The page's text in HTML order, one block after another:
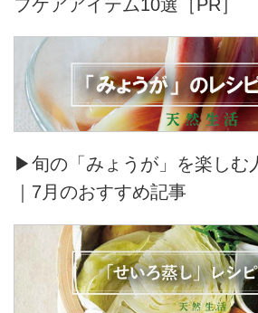
フケアアイテム10選［PR］
▶旬の「みょうが」を楽しむ
｜7月のおすすめ記事